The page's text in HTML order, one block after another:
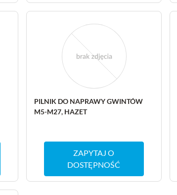
PILNIK DO NAPRAWY GWINTÓW
M5-M27, HAZET
ZAPYTAJ O
DOSTĘPNOŚĆ